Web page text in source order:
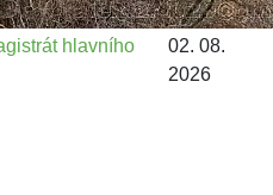
hlavního
02. 08.
2026